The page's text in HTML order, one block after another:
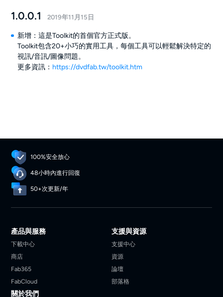
1.0.0.1 2019年11月15日
新增：這是Toolkit的首個官方正式版。
Toolkit包含20+小巧的實用工具，每個工具可以輕鬆解決特定的
視訊/音訊/圖像問題。
更多資訊： https://dvdfab.tw/toolkit.htm
100%安全放心
48小時內進行回復
50+次更新/年
產品與服務
下載中心
商店
Fab365
FabCloud
支援與資源
支援中心
資源
論壇
部落格
關於我們